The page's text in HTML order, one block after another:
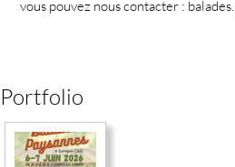
vous pouvez nous contacter :
Portfolio